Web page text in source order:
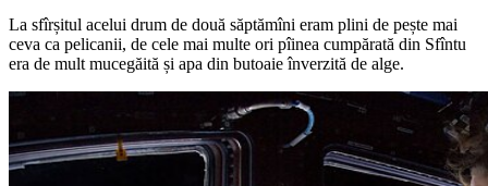
La sfîrșitul acelui drum de două săptămîni eram plini de pește mai
ceva ca pelicanii, de cele mai multe ori pîinea cumpărată din Sfîntu
era de mult mucegăită și apa din butoaie înverzită de alge.